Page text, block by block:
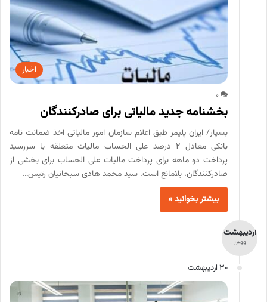
اخبار
0
بخشنامه جدید مالیاتی برای صادرکنندگان
بسپار/ ایران پلیمر طبق اعلام سازمان امور مالیاتی اخذ ضمانت نامه
بانکی معادل ٢ درصد علی الحساب مالیات متعلقه با سررسید
پرداخت دو ماهه برای پرداخت مالیات علی الحساب برای بخشی از
صادرکنندگان، بلامانع است. سید محمد هادی سبحانیان رئیس…
بیشتر بخوانید »
اردیبهشت
- 1399 -
30 اردیبهشت